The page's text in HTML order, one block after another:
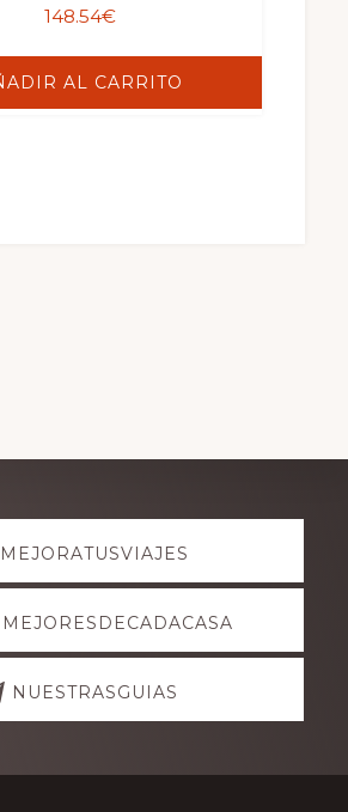
148.54€
AL CARRITO
MEJORATUSVIAJES
NUESTRASGUIAS